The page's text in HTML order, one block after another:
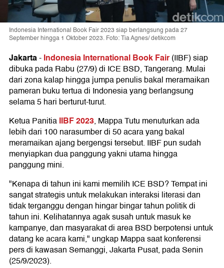
Indonesia International Book Fair 2023 siap berlangsung pada 27
September hingga 1 Oktober 2023. Foto: Tia Agnes/ detikcom
Jakarta-Indonesia International Book Fair(IIBF) siap
dibuka pada Rabu (27/9) di ICE BSD, Tangerang. Mulai
dari zona kalap hingga jumpa penulis bakal meramaikan
pameran buku tertua di Indonesia yang berlangsung
selama 5 hari berturut-turut.
Ketua PanitiaIIBF 2023, Mappa Tutu menuturkan ada
lebih dari 100 narasumber di 50 acara yang bakal
meramaikan ajang bergengsi tersebut. IIBF pun sudah
menyiapkan dua panggung yakni utama hingga
panggung mini.
"Kenapa di tahun ini kami memilih ICE BSD? Tempat ini
sangat strategis untuk melakukan interaksi literasi dan
tidak terganggu dengan hingar bingar tahun politik di
tahun ini. Kelihatannya agak susah untuk masuk ke
kampanye, dan masyarakat di area BSD berpotensi untuk
datang ke acara kami," ungkap Mappa saat konferensi
pers di kawasan Semanggi, Jakarta Pusat, pada Senin
(25/9/2023).